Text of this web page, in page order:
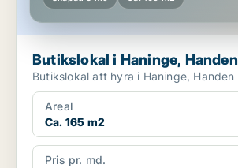
Butikslokal i Haninge, Handen
Butikslokal att hyra i Haninge, Handen
Areal
Ca. 165 m2
Pris pr. md.